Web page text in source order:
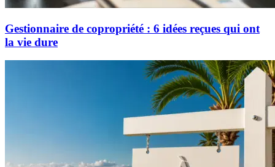
Gestionnaire de copropriété : 6 idées reçues qui ont
la vie dure